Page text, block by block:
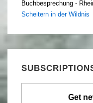
Buchbesprechung -
Scheitern in der Wildnis
Get